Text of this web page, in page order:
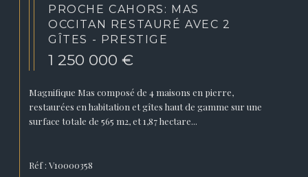
PROCHE CAHORS: MAS
OCCITAN RESTAURÉ AVEC 2
GÎTES - PRESTIGE
1 250 000 €
Magnifique Mas composé de 4 maisons en pierre,
restaurées en habitation et gîtes haut de gamme sur une
surface totale de 565 m2, et 1,87 hectare...
Réf : V10000358